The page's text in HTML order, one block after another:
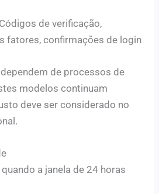
Códigos de verificação,
fatores, confirmações de login
de processos de
modelos continuam
deve ser considerado no
a janela de 24 horas